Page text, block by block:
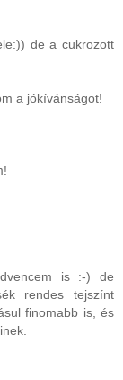
de a cukrozott
a jókívánságot!
is :-) de
rendes tejszínt
finomabb is, és